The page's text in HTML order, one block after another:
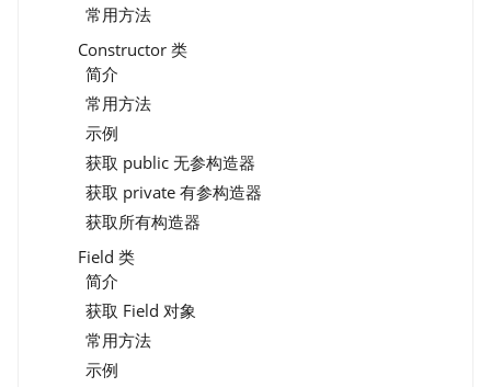
常用方法
Constructor 类
简介
常用方法
示例
获取 public 无参构造器
获取 private 有参构造器
获取所有构造器
Field 类
简介
获取 Field 对象
常用方法
示例